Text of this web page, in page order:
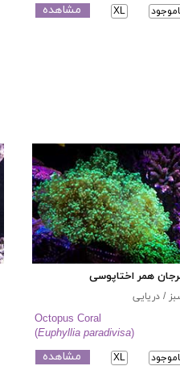
XL مشاهده
همر اختاپوسی
/ دریایی
Octopus Coral
(Euphyllia paradivisa)
XL مشاهده